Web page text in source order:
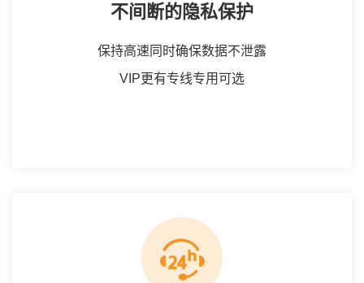
不间断的隐私保护
保持高速同时确保数据不泄露
VIP更有专线专用可选